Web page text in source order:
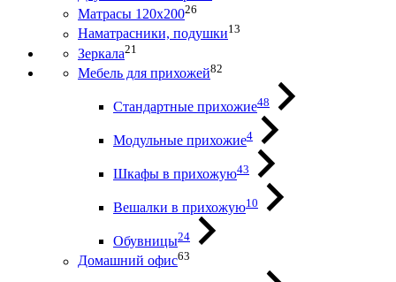
Матрасы 120х20026
Наматрасники, подушки13
Зеркала21
Мебель для прихожей82
Стандартные прихожие48
Модульные прихожие4
Шкафы в прихожую43
Вешалки в прихожую10
Обувницы24
Домашний офис63